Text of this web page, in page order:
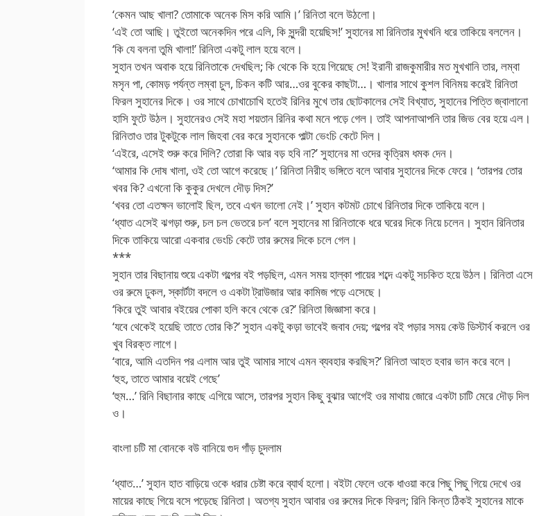
‘কেমন আছ খালা? তোমাকে অনেক মিস করি আমি।’ রিনিতা বলে উঠলো।
‘এই তো আছি। তুইতো অনেকদিন পরে এলি, কি সুন্দরী হয়েছিস!’ সুহানের মা রিনিতার মুখখনি ধরে তাকিয়ে বললেন।
‘কি যে বলনা তুমি খালা!’ রিনিতা একটু লাল হয়ে বলে।
সুহান তখন অবাক হয়ে রিনিতাকে দেখছিল; কি থেকে কি হয়ে গিয়েছে সে! ইরানী রাজকুমারীর মত মুখখানি তার, লম্বা
মসৃন পা, কোমড় পর্যন্ত লম্বা চুল, চিকন কটি আর…ওর বুকের কাছটা…। খালার সাথে কুশল বিনিময় করেই রিনিতা
ফিরল সুহানের দিকে। ওর সাথে চোখাচোখি হতেই রিনির মুখে তার ছোটকালের সেই বিখ্যাত, সুহানের পিত্তি জ্বালানো
হাসি ফুটে উঠল। সুহানেরও সেই মহা শয়তান রিনির কথা মনে পড়ে গেল। তাই আপনাআপনি তার জিভ বের হয়ে এল।
রিনিতাও তার টুকটুকে লাল জিহবা বের করে সুহানকে পাল্টা ভেংচি কেটে দিল।
‘এইরে, এসেই শুরু করে দিলি? তোরা কি আর বড় হবি না?’ সুহানের মা ওদের কৃত্রিম ধমক দেন।
‘আমার কি দোষ খালা, ওই তো আগে করেছে।’ রিনিতা নিরীহ ভঙ্গিতে বলে আবার সুহানের দিকে ফেরে। ‘তারপর তোর
খবর কি? এখনো কি কুকুর দেখলে দৌড় দিস?’
‘খবর তো এতক্ষন ভালোই ছিল, তবে এখন ভালো নেই।’ সুহান কটমট চোখে রিনিতার দিকে তাকিয়ে বলে।
‘ধ্যাত এসেই ঝগড়া শুরু, চল চল ভেতরে চল’ বলে সুহানের মা রিনিতাকে ধরে ঘরের দিকে নিয়ে চলেন। সুহান রিনিতার
দিকে তাকিয়ে আরো একবার ভেংচি কেটে তার রুমের দিকে চলে গেল।
***
সুহান তার বিছানায় শুয়ে একটা গল্পের বই পড়ছিল, এমন সময় হাল্কা পায়ের শব্দে একটু সচকিত হয়ে উঠল। রিনিতা এসে
ওর রুমে ঢুকল, স্কার্টটা বদলে ও একটা ট্রাউজার আর কামিজ পড়ে এসেছে।
‘কিরে তুই আবার বইয়ের পোকা হলি কবে থেকে রে?’ রিনিতা জিজ্ঞাসা করে।
‘যবে থেকেই হয়েছি তাতে তোর কি?’ সুহান একটু কড়া ভাবেই জবাব দেয়; গল্পের বই পড়ার সময় কেউ ডিস্টার্ব করলে ওর
খুব বিরক্ত লাগে।
‘বারে, আমি এতদিন পর এলাম আর তুই আমার সাথে এমন ব্যবহার করছিস?’ রিনিতা আহত হবার ভান করে বলে।
‘হুহ, তাতে আমার বয়েই গেছে’
‘হুম…’ রিনি বিছানার কাছে এগিয়ে আসে, তারপর সুহান কিছু বুঝার আগেই ওর মাথায় জোরে একটা চাটি মেরে দৌড় দিল
ও।
বাংলা চটি মা বোনকে বউ বানিয়ে গুদ গাঁড় চুদলাম
‘ধ্যাত…’ সুহান হাত বাড়িয়ে ওকে ধরার চেষ্টা করে ব্যার্থ হলো। বইটা ফেলে ওকে ধাওয়া করে পিছু পিছু গিয়ে দেখে ওর
মায়ের কাছে গিয়ে বসে পড়েছে রিনিতা। অতগ্য সুহান আবার ওর রুমের দিকে ফিরল; রিনি কিন্ত ঠিকই সুহানের মাকে